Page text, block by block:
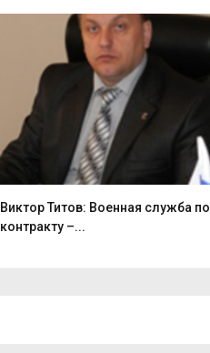
Виктор Титов: Военная служба по
контракту –...